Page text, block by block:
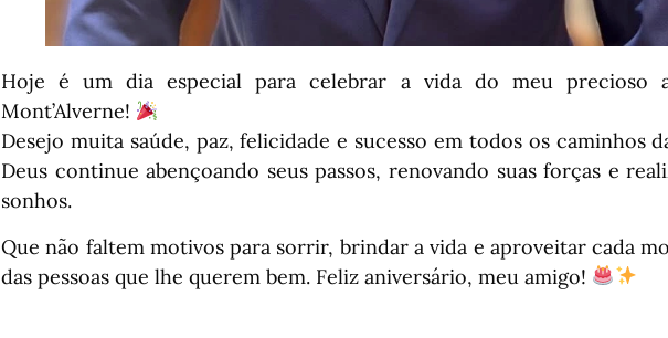
Hoje é um dia especial para celebrar a vida do meu precioso
Mont’Alverne!
Desejo muita saúde, paz, felicidade e sucesso em todos os caminhos
Deus continue abençoando seus passos, renovando suas forças e
sonhos.
Que não faltem motivos para sorrir, brindar a vida e aproveitar cada
das pessoas que lhe querem bem. Feliz aniversário, meu amigo!